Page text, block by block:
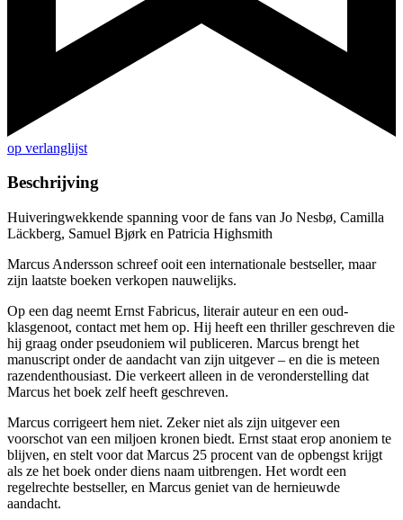
op verlanglijst
Beschrijving
Huiveringwekkende spanning voor de fans van Jo Nesbø, Camilla
Läckberg, Samuel Bjørk en Patricia Highsmith
Marcus Andersson schreef ooit een internationale bestseller, maar
zijn laatste boeken verkopen nauwelijks.
Op een dag neemt Ernst Fabricus, literair auteur en een oud-
klasgenoot, contact met hem op. Hij heeft een thriller geschreven die
hij graag onder pseudoniem wil publiceren. Marcus brengt het
manuscript onder de aandacht van zijn uitgever – en die is meteen
razendenthousiast. Die verkeert alleen in de veronderstelling dat
Marcus het boek zelf heeft geschreven.
Marcus corrigeert hem niet. Zeker niet als zijn uitgever een
voorschot van een miljoen kronen biedt. Ernst staat erop anoniem te
blijven, en stelt voor dat Marcus 25 procent van de opbengst krijgt
als ze het boek onder diens naam uitbrengen. Het wordt een
regelrechte bestseller, en Marcus geniet van de hernieuwde
aandacht.